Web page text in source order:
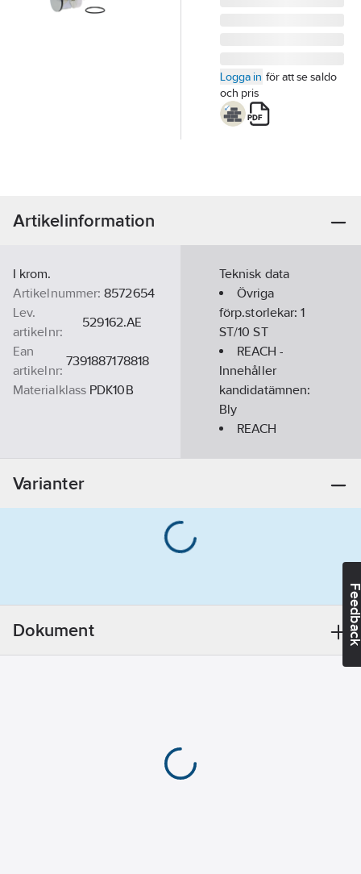
Logga in för att se saldo
och pris
Artikelinformation
I krom.
Artikelnummer: 8572654
Lev.
artikelnr:
529162.AE
Ean
artikelnr:
7391887178818
Materialklass PDK10B
Teknisk data
Övriga
förp.storlekar:1
ST/10 ST
REACH -
Innehåller
kandidatämnen:
Bly
REACH
Lyftplugg för
Varianter
Dokument